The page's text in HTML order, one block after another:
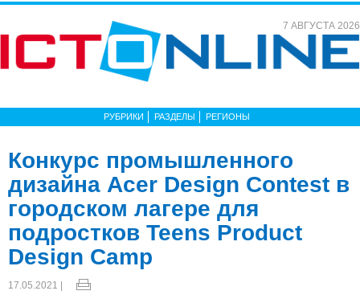
7 АВГУСТА 2026
РУБРИКИ РАЗДЕЛЫ РЕГИОНЫ
Конкурс промышленного
дизайна Acer Design Contest в
городском лагере для
подростков Teens Product
Design Camp
17.05.2021 |